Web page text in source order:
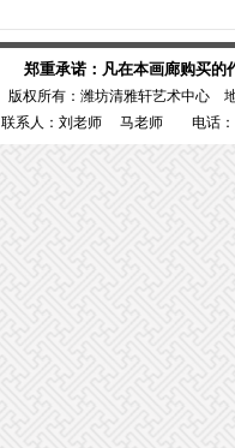
郑重承诺：凡在本画廊购买的
版权所有：潍坊清雅轩艺术中心
联系人：刘老师 马老师 电话